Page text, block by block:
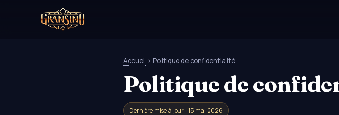
Accueil › Politique de confidentialité
Politique de
Dernière mise à jour : 15 mai 2026